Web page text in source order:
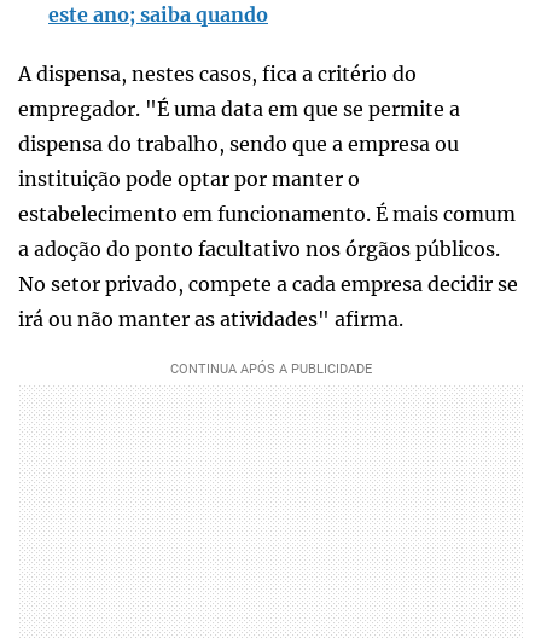
este ano; saiba quando
A dispensa, nestes casos, fica a critério do
empregador. "É uma data em que se permite a
dispensa do trabalho, sendo que a empresa ou
instituição pode optar por manter o
estabelecimento em funcionamento. É mais comum
a adoção do ponto facultativo nos órgãos públicos.
No setor privado, compete a cada empresa decidir se
irá ou não manter as atividades" afirma.